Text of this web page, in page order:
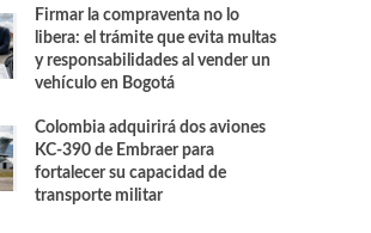
Firmar la compraventa no lo
libera: el trámite que evita multas
y responsabilidades al vender un
vehículo en Bogotá
Colombia adquirirá dos aviones
KC-390 de Embraer para
fortalecer su capacidad de
transporte militar